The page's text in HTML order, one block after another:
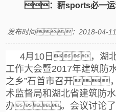
：豣sports必一运
发布时间：2018-04-11
4月10日，湖北
工作大会暨2017年建筑防
之乡”石首市召开
术监督局和湖北省建筑防
办。会议讨论了